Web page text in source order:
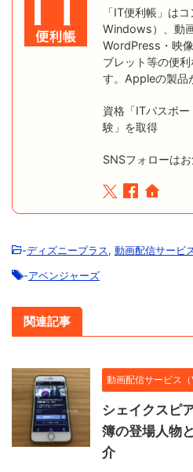
「IT便利帳」は
Windows）、動
WordPress・映
ブレット等の便
す。Appleの製品
資格「ITパスポ
験」を取得
SNSフォローは
-ディズニープラス, 動画配信サービ
-アベンジャーズ
関連記事
動画配信サービス（
シェイクスピ
簿の登場人物
介